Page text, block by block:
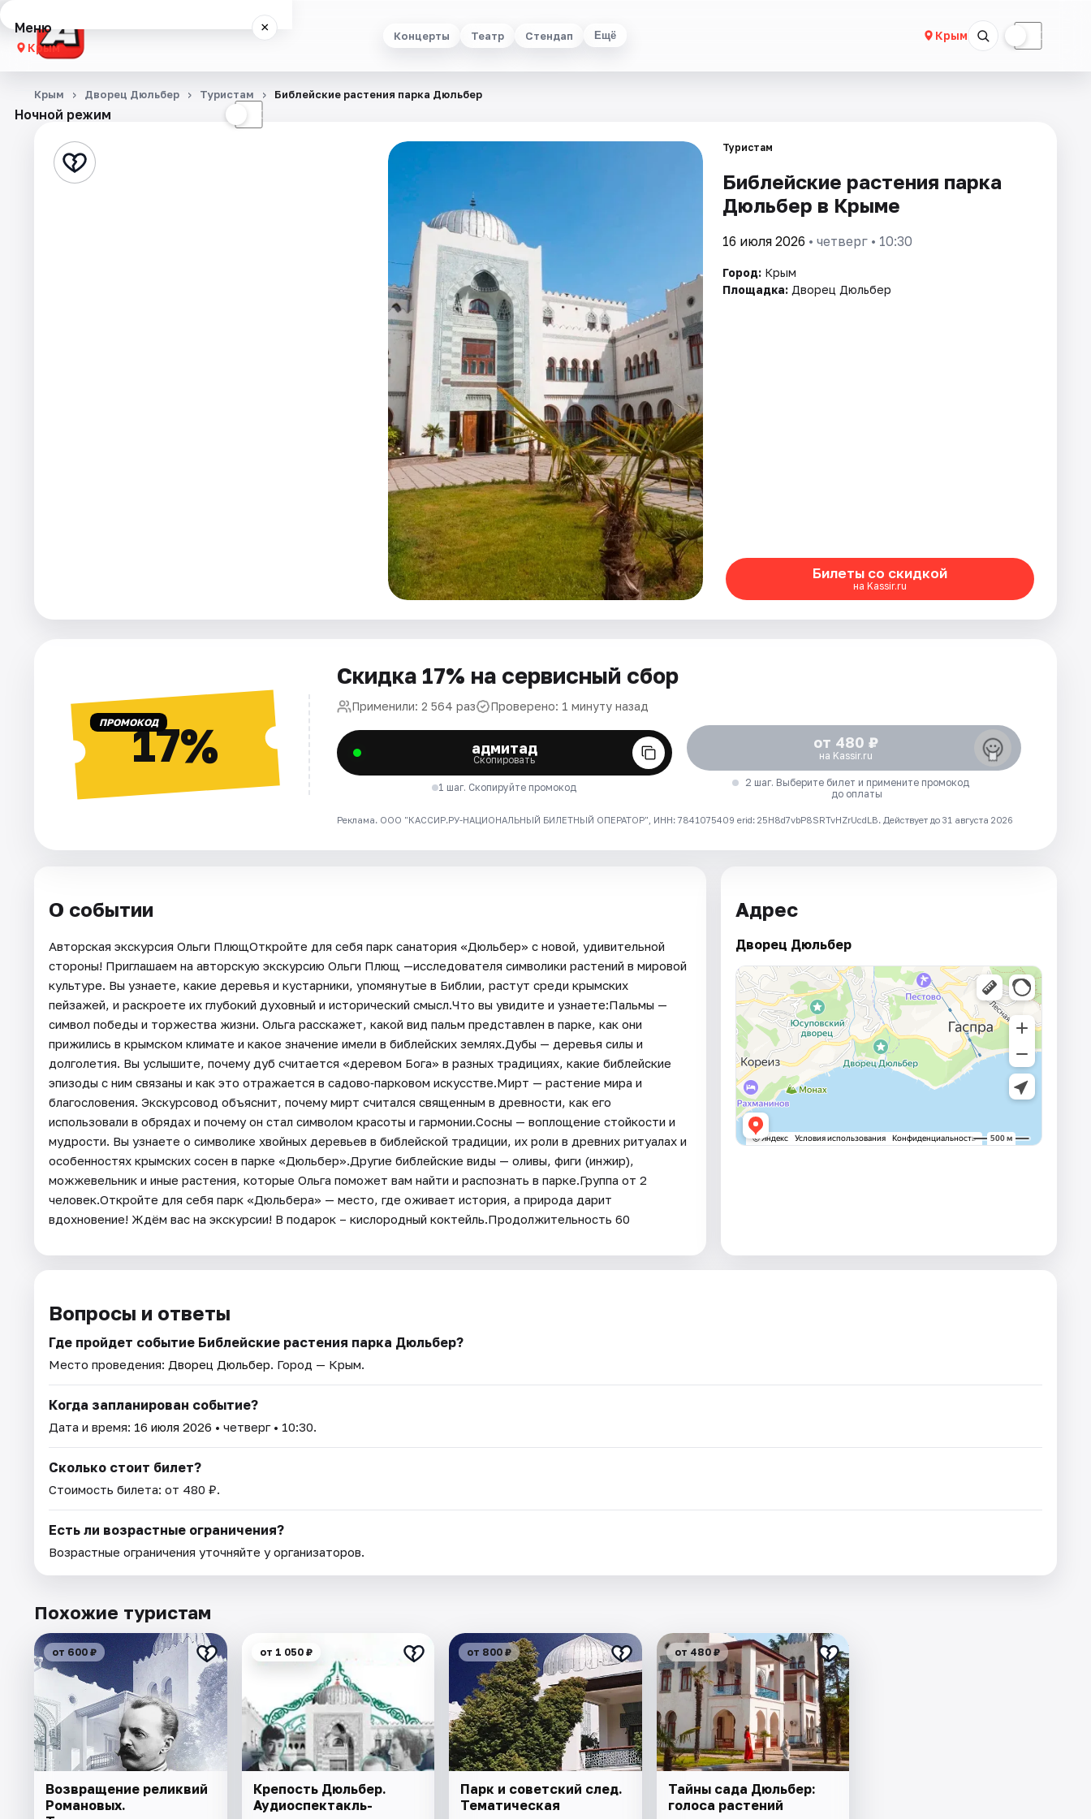
Концерты Театр Стендап Ещё Крым ☾
Меню ×
Крым
Концерты
Стендап
Ночной режим ☾
Крым Дворец Дюльбер Туристам Библейские растения парка Дюльбер
Туристам
Библейские растения парка
Дюльбер в Крыме
16 июля 2026 • четверг • 10:30
Город: Крым
Площадка: Дворец Дюльбер
Билеты со скидкой
на Kassir.ru
ПРОМОКОД17%
Скидка 17% на сервисный сбор
Применили: 2 564 раз Проверено: 1 минуту назад
адмитад
Скопировать
1 шаг. Скопируйте промокод
от 480 ₽
на Kassir.ru
2 шаг. Выберите билет и примените промокод
до оплаты
Реклама. ООО "КАССИР.РУ-НАЦИОНАЛЬНЫЙ БИЛЕТНЫЙ ОПЕРАТОР", ИНН: 7841075409 erid: 25H8d7vbP8SRTvHZrUcdLB. Действует до 31 августа 2026
О событии
Авторская экскурсия Ольги ПлющОткройте для себя парк санатория «Дюльбер» с новой, удивительной
стороны! Приглашаем на авторскую экскурсию Ольги Плющ —исследователя символики растений в мировой
культуре. Вы узнаете, какие деревья и кустарники, упомянутые в Библии, растут среди крымских
пейзажей, и раскроете их глубокий духовный и исторический смысл.Что вы увидите и узнаете:Пальмы —
символ победы и торжества жизни. Ольга расскажет, какой вид пальм представлен в парке, как они
прижились в крымском климате и какое значение имели в библейских землях.Дубы — деревья силы и
долголетия. Вы услышите, почему дуб считается «деревом Бога» в разных традициях, какие библейские
эпизоды с ним связаны и как это отражается в садово‑парковом искусстве.Мирт — растение мира и
благословения. Экскурсовод объяснит, почему мирт считался священным в древности, как его
использовали в обрядах и почему он стал символом красоты и гармонии.Сосны — воплощение стойкости и
мудрости. Вы узнаете о символике хвойных деревьев в библейской традиции, их роли в древних ритуалах и
особенностях крымских сосен в парке «Дюльбер».Другие библейские виды — оливы, фиги (инжир),
можжевельник и иные растения, которые Ольга поможет вам найти и распознать в парке.Группа от 2
человек.Откройте для себя парк «Дюльбера» — место, где оживает история, а природа дарит
вдохновение! Ждём вас на экскурсии! В подарок – кислородный коктейль.Продолжительность 60
Адрес
Дворец Дюльбер
Вопросы и ответы
Где пройдет событие Библейские растения парка Дюльбер?
Место проведения: Дворец Дюльбер. Город — Крым.
Когда запланирован событие?
Дата и время: 16 июля 2026 • четверг • 10:30.
Сколько стоит билет?
Стоимость билета: от 480 ₽.
Есть ли возрастные ограничения?
Возрастные ограничения уточняйте у организаторов.
Похожие туристам
от 600 ₽
Возвращение реликвий
Романовых.
от 1 050 ₽
Крепость Дюльбер.
Аудиоспектакль-
от 800 ₽
Парк и советский след.
Тематическая
от 480 ₽
Тайны сада Дюльбер:
голоса растений